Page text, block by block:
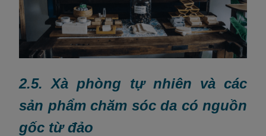
2.5. Xà phòng tự nhiên và các
sản phẩm chăm sóc da có nguồn
gốc từ đảo